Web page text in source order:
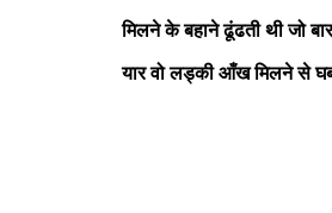
मिलने के बहाने ढूंढती थी जो
यार वो लड्की आँख मिलने से